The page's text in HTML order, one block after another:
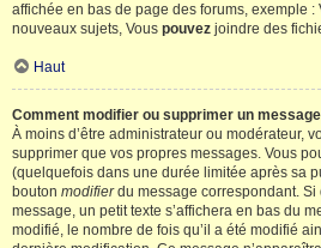
affichée en bas de page des forums, exemple :
nouveaux sujets, Vous pouvez joindre des
Haut
Comment modifier ou supprimer un
À moins d’être administrateur ou modérateur,
supprimer que vos propres messages. Vous
(quelquefois dans une durée limitée après sa
bouton modifierdu message correspondant. Si
message, un petit texte s’affichera en bas du
modifié, le nombre de fois qu’il a été modifié